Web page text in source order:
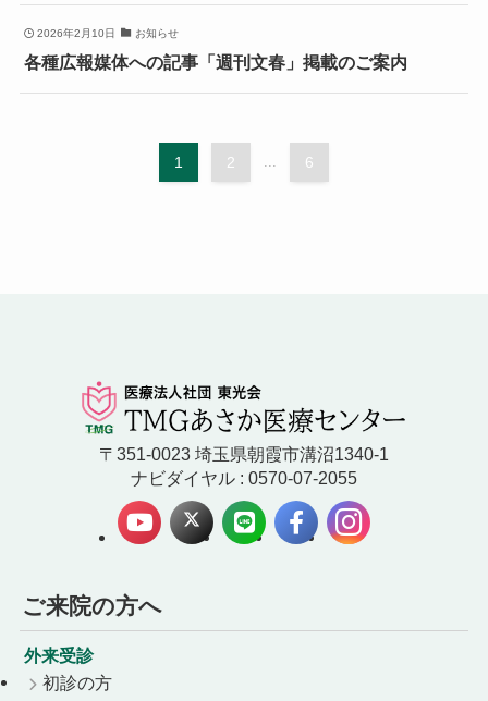
2026年2月10日 お知らせ
各種広報媒体への記事「週刊文春」掲載のご案内
1 2 ... 6
〒351-0023 埼玉県朝霞市溝沼1340-1
ナビダイヤル : 0570-07-2055
ご来院の方へ
外来受診
初診の方